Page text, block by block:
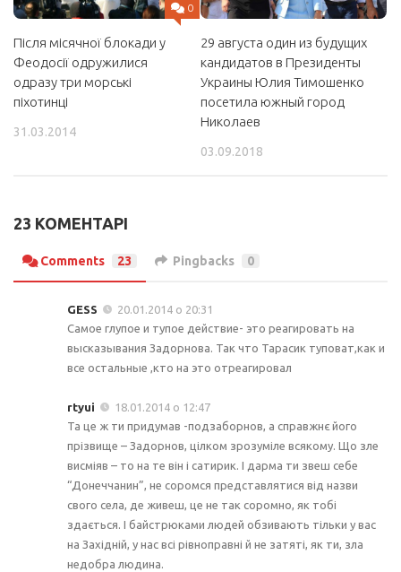
0
Після місячної блокади у
Феодосії одружилися
одразу три морські
піхотинці
31.03.2014
29 августа один из будущих
кандидатов в Президенты
Украины Юлия Тимошенко
посетила южный город
Николаев
03.09.2018
23 КОМЕНТАРІ
Comments 23 Pingbacks 0
GESS
20.01.2014 о 20:31
Cамое глупое и тупое действие- это реагировать на
высказывания Задорнова. Так что Тарасик туповат,как и
все остальные ,кто на это отреагировал
rtyui
18.01.2014 о 12:47
Та це ж ти придумав -подзаборнов, а справжнє його
прізвище – Задорнов, цілком зрозуміле всякому. Що зле
висміяв – то на те він і сатирик. І дарма ти звеш себе
“Донеччанин”, не соромся представлятися від назви
свого села, де живеш, це не так соромно, як тобі
здається. І байстрюками людей обзивають тільки у вас
на Західній, у нас всі рівноправні й не затяті, як ти, зла
недобра людина.